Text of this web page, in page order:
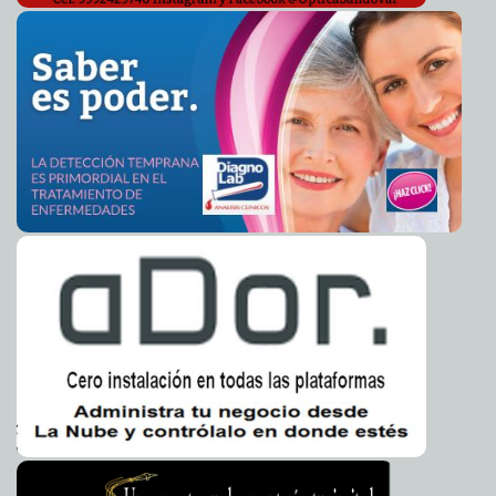
2010-07-24 09:44:51 ¡Que golazos! Goyito Zavala
2010-07-24 07:25:00 Remates de locura Guardiano Delatorre S.J.
2010-07-24 06:45:00 A pesar de mucho, aquí vamos Franz de J. Fortuny Loret de
Mola
2010-07-23 23:00:00 Evidente venganza de Ivonne Ortega Pacheco Luis Jorge
2010-07-23 23:00:00 La nueva alcaldesa de Peto cumple con los ciudadanos
Luis Jorge Montalvo Duarte
2010-07-23 14:44:43 ¿Propaganda política o declaraciones de un
presidente? Franz de J. Fortuny Loret de Mola
2010-07-23 13:48:33 El PRI bloquea una solicitud para pedir información
2010-07-23 12:39:28 Una más de Hugo Chávez: rompe relaciones
2010-07-23 11:30:53 Siguen en aumento los casos de dengue en Yucatán
Lois Izquierdo
2010-07-23 11:14:10 Nuevos perros millonarios A7
2010-07-23 10:30:43 El pulpo Paul ahora al cine A7
2010-07-23 10:19:14 Cumplimentan orden de reaprehensión por la
reclasificación de un delito contra la salud
2010-07-23 10:16:05 Ejercen acción penal contra presunto narcomenudista